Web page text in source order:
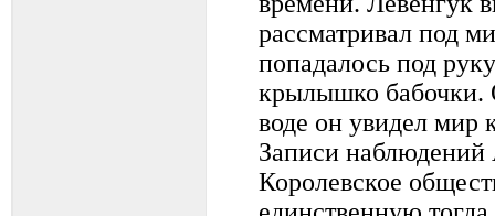
рассматривал под
попадалось под
крылышко бабочки.
воде он увидел
Записи наблюдений
Королевское